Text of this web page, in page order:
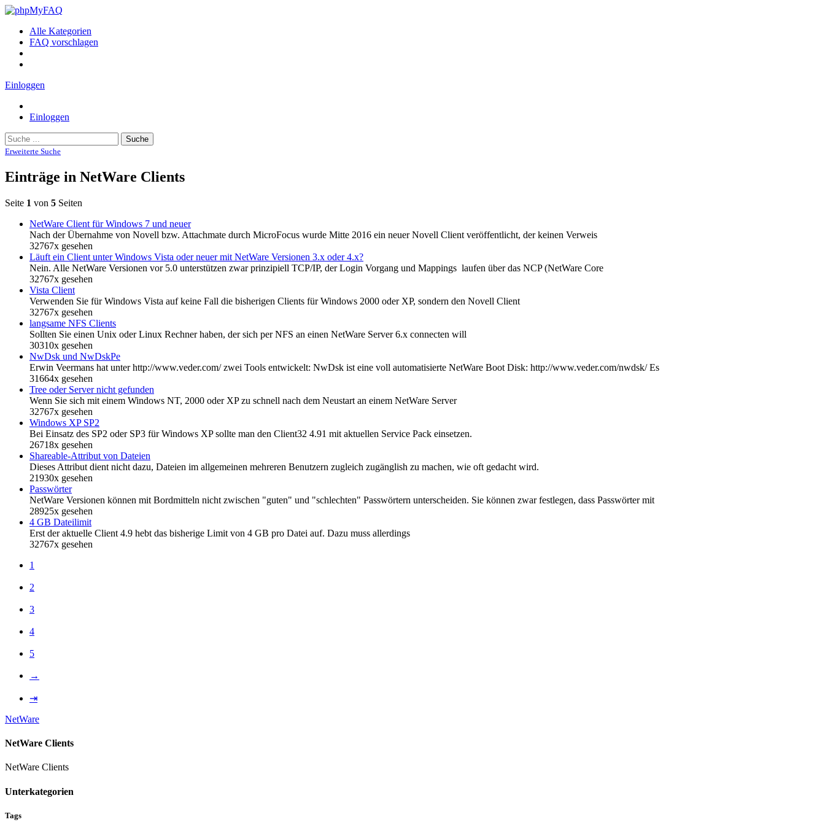
Alle Kategorien
FAQ vorschlagen
Einloggen
Einloggen
Suche
Erweiterte Suche
Einträge in NetWare Clients
Seite 1 von 5 Seiten
NetWare Client für Windows 7 und neuer
Nach der Übernahme von Novell bzw. Attachmate durch MicroFocus wurde Mitte 2016 ein neuer Novell Client veröffentlicht, der keinen Verweis
32767x gesehen
Läuft ein Client unter Windows Vista oder neuer mit NetWare Versionen 3.x oder 4.x?
Nein. Alle NetWare Versionen vor 5.0 unterstützen zwar prinzipiell TCP/IP, der Login Vorgang und Mappings laufen über das NCP (NetWare Core
32767x gesehen
Vista Client
Verwenden Sie für Windows Vista auf keine Fall die bisherigen Clients für Windows 2000 oder XP, sondern den Novell Client
32767x gesehen
langsame NFS Clients
Sollten Sie einen Unix oder Linux Rechner haben, der sich per NFS an einen NetWare Server 6.x connecten will
30310x gesehen
NwDsk und NwDskPe
Erwin Veermans hat unter http://www.veder.com/ zwei Tools entwickelt: NwDsk ist eine voll automatisierte NetWare Boot Disk: http://www.veder.com/nwdsk/ Es
31664x gesehen
Tree oder Server nicht gefunden
Wenn Sie sich mit einem Windows NT, 2000 oder XP zu schnell nach dem Neustart an einem NetWare Server
32767x gesehen
Windows XP SP2
Bei Einsatz des SP2 oder SP3 für Windows XP sollte man den Client32 4.91 mit aktuellen Service Pack einsetzen.
26718x gesehen
Shareable-Attribut von Dateien
Dieses Attribut dient nicht dazu, Dateien im allgemeinen mehreren Benutzern zugleich zugänglish zu machen, wie oft gedacht wird.
21930x gesehen
Passwörter
NetWare Versionen können mit Bordmitteln nicht zwischen "guten" und "schlechten" Passwörtern unterscheiden. Sie können zwar festlegen, dass Passwörter mit
28925x gesehen
4 GB Dateilimit
Erst der aktuelle Client 4.9 hebt das bisherige Limit von 4 GB pro Datei auf. Dazu muss allerdings
32767x gesehen
1
2
3
4
5
→
⇥
NetWare
NetWare Clients
NetWare Clients
Unterkategorien
Tags